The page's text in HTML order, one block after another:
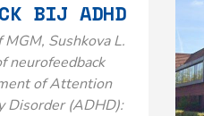
BIJ ADHD
Sushkova L.
neurofeedback
of Attention
Disorder (ADHD):